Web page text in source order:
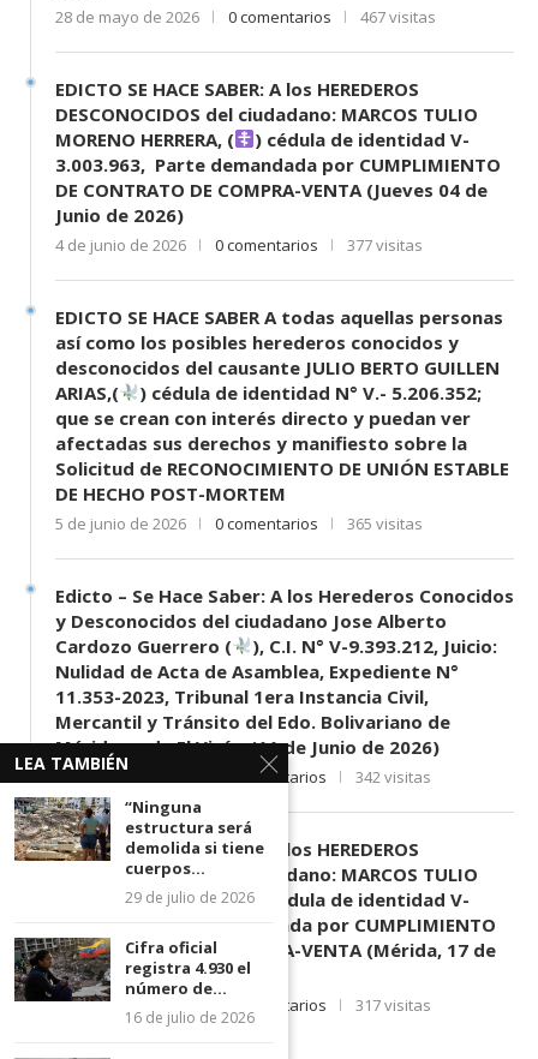
28 de mayo de 2026 0 comentarios 467 visitas
EDICTO SE HACE SABER: A los HEREDEROS
DESCONOCIDOS del ciudadano: MARCOS TULIO
MORENO HERRERA, (
) cédula de identidad V-
3.003.963, Parte demandada por CUMPLIMIENTO
DE CONTRATO DE COMPRA-VENTA (Jueves 04 de
Junio de 2026)
4 de junio de 2026 0 comentarios 377 visitas
EDICTO SE HACE SABER A todas aquellas personas
así como los posibles herederos conocidos y
desconocidos del causante JULIO BERTO GUILLEN
ARIAS,(
) cédula de identidad N° V.- 5.206.352;
que se crean con interés directo y puedan ver
afectadas sus derechos y manifiesto sobre la
Solicitud de RECONOCIMIENTO DE UNIÓN ESTABLE
DE HECHO POST-MORTEM
5 de junio de 2026 0 comentarios 365 visitas
Edicto – Se Hace Saber: A los Herederos Conocidos
y Desconocidos del ciudadano Jose Alberto
Cardozo Guerrero (
), C.I. N° V-9.393.212, Juicio:
Nulidad de Acta de Asamblea, Expediente N°
11.353-2023, Tribunal 1era Instancia Civil,
Mercantil y Tránsito del Edo. Bolivariano de
Mérida, sede El Vigía. (11 de Junio de 2026)
11 de junio de 2026 0 comentarios 342 visitas
EDICTO SE HACE SABER: A los HEREDEROS
DESCONOCIDOS del ciudadano: MARCOS TULIO
MORENO HERRERA, (
) cédula de identidad V-
3.003.963, Parte demandada por CUMPLIMIENTO
DE CONTRATO DE COMPRA-VENTA (Mérida, 17 de
Junio de 2026)
17 de junio de 2026 0 comentarios 317 visitas
LEA TAMBIÉN
“Ninguna
estructura será
demolida si tiene
cuerpos...
29 de julio de 2026
Cifra oficial
registra 4.930 el
número de...
16 de julio de 2026